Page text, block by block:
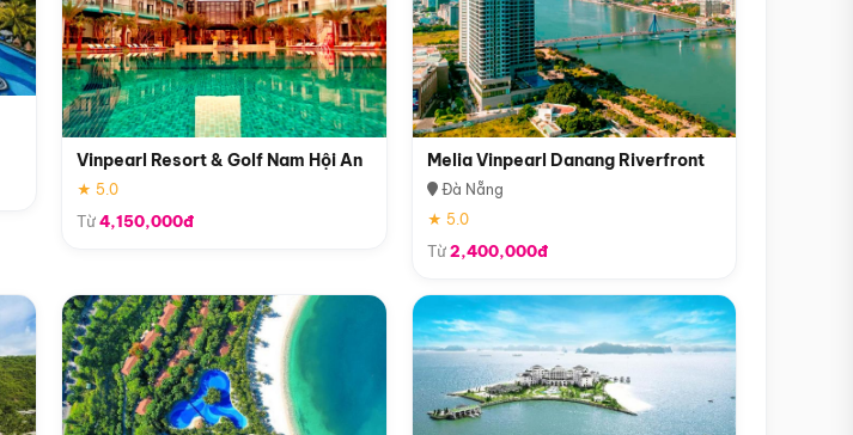
Vinpearl Resort & Golf Nam Hội An
★ 5.0
Từ4,150,000đ
Melia Vinpearl Danang Riverfront
Đà Nẵng
★ 5.0
Từ2,400,000đ